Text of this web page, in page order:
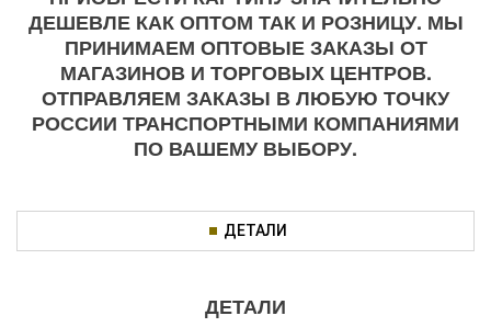
ДЕШЕВЛЕ КАК ОПТОМ ТАК И РОЗНИЦУ. МЫ
ПРИНИМАЕМ ОПТОВЫЕ ЗАКАЗЫ ОТ
МАГАЗИНОВ И ТОРГОВЫХ ЦЕНТРОВ.
ОТПРАВЛЯЕМ ЗАКАЗЫ В ЛЮБУЮ ТОЧКУ
РОССИИ ТРАНСПОРТНЫМИ КОМПАНИЯМИ
ПО ВАШЕМУ ВЫБОРУ.
ДЕТАЛИ
ДЕТАЛИ